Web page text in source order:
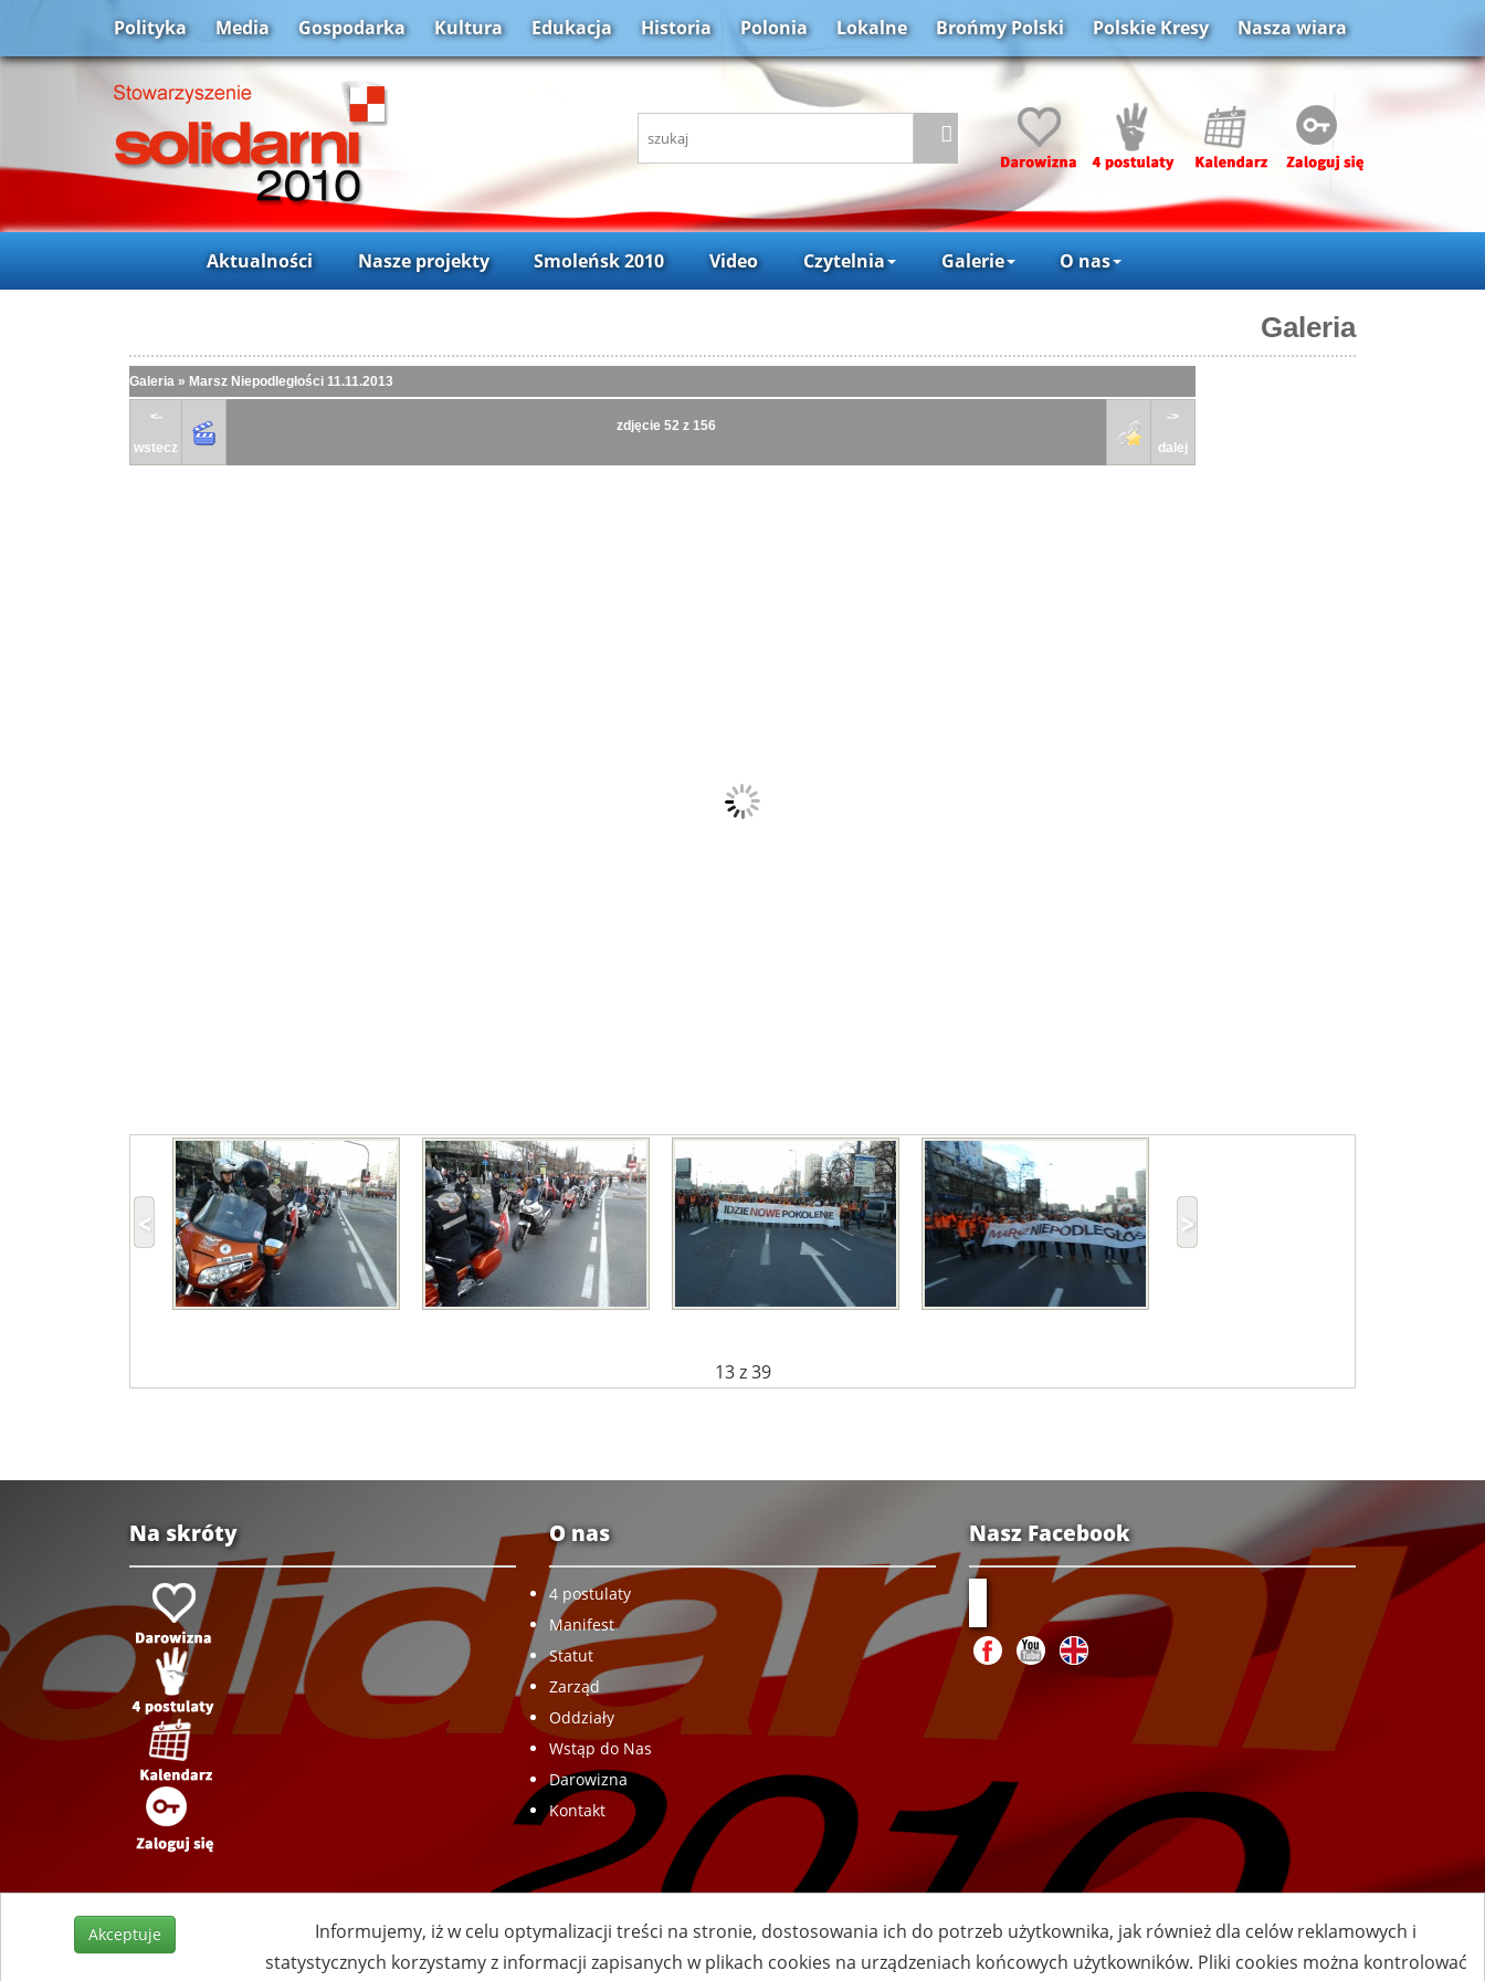
Polityka Media Gospodarka Kultura Edukacja Historia Polonia Lokalne Brońmy Polski Polskie Kresy Nasza wiara
Aktualności Nasze projekty Smoleńsk 2010 Video Czytelnia Galerie O nas
Galeria
Galeria » Marsz Niepodległości 11.11.2013
<-
wstecz
zdjęcie 52 z 156
->
dalej
13z 39
Na skróty O nas
4 postulaty
Manifest
Statut
Zarząd
Oddziały
Wstąp do Nas
Darowizna
Kontakt
Nasz Facebook
Akceptuje
Informujemy, iż w celu optymalizacji treści na stronie, dostosowania ich do potrzeb użytkownika, jak również dla celów reklamowych i
statystycznych korzystamy z informacji zapisanych w plikach cookies na urządzeniach końcowych użytkowników. Pliki cookies można kontrolować